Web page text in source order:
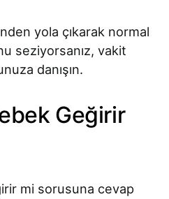
yola çıkarak normal
seziyorsanız, vakit
danışın.
Geğirir
mi sorusuna cevap